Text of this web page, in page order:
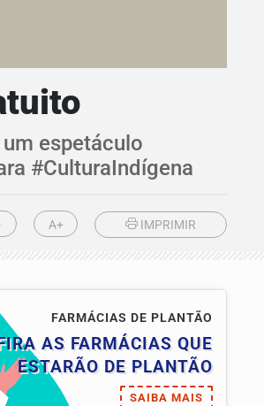
espetáculo
#CulturaIndígena
A+ IMPRIMIR
FARMÁCIAS DE PLANTÃO
AS FARMÁCIAS QUE
ESTARÃO DE PLANTÃO
SAIBA MAIS